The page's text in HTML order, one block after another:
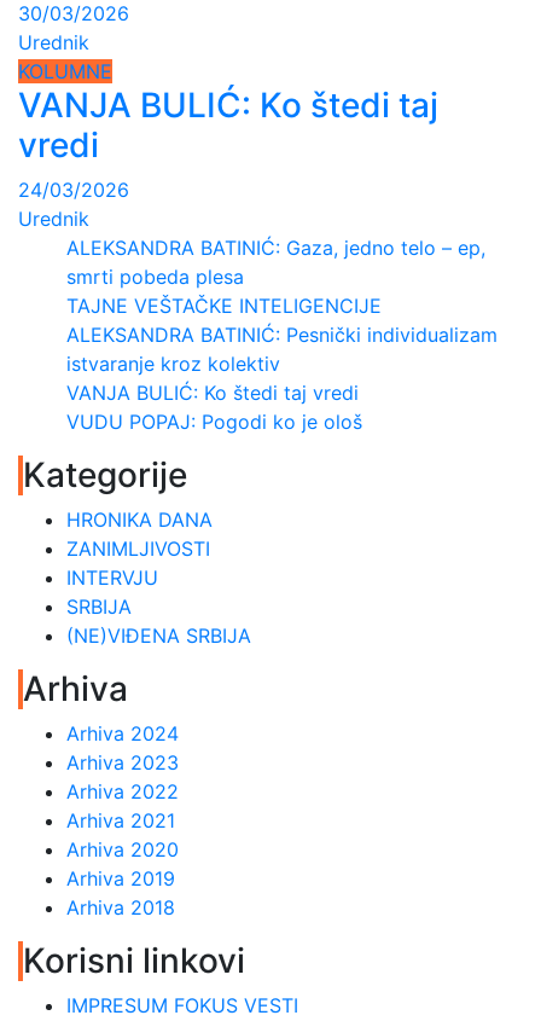
30/03/2026
Urednik
KOLUMNE
VANJA BULIĆ: Ko štedi taj
vredi
24/03/2026
Urednik
ALEKSANDRA BATINIĆ: Gaza, jedno telo – ep,
smrti pobeda plesa
TAJNE VEŠTAČKE INTELIGENCIJE
ALEKSANDRA BATINIĆ: Pesnički individualizam
istvaranje kroz kolektiv
VANJA BULIĆ: Ko štedi taj vredi
VUDU POPAJ: Pogodi ko je ološ
Kategorije
HRONIKA DANA
ZANIMLJIVOSTI
INTERVJU
SRBIJA
(NE)VIĐENA SRBIJA
Arhiva
Arhiva 2024
Arhiva 2023
Arhiva 2022
Arhiva 2021
Arhiva 2020
Arhiva 2019
Arhiva 2018
Korisni linkovi
IMPRESUM FOKUS VESTI